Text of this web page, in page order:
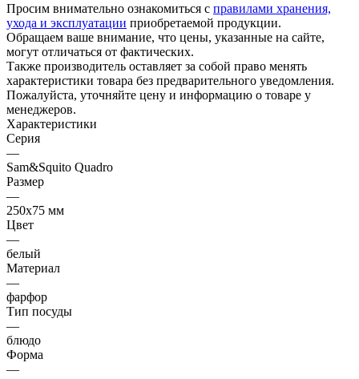
Просим внимательно ознакомиться с правилами хранения,
ухода и эксплуатации приобретаемой продукции.
Обращаем ваше внимание, что цены, указанные на сайте,
могут отличаться от фактических.
Также производитель оставляет за собой право менять
характеристики товара без предварительного уведомления.
Пожалуйста, уточняйте цену и информацию о товаре у
менеджеров.
Характеристики
Серия
—
Sam&Squito Quadro
Размер
—
250х75 мм
Цвет
—
белый
Материал
—
фарфор
Тип посуды
—
блюдо
Форма
—